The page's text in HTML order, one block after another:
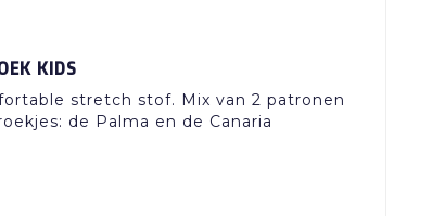
KIDS
stretch stof. Mix van 2 patronen
de Palma en de Canaria